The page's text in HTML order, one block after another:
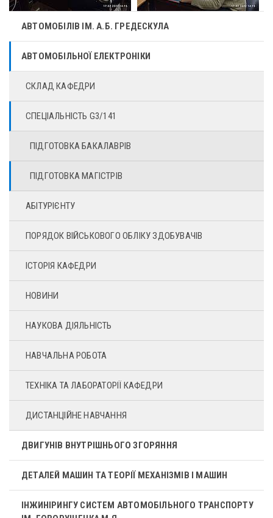
АВТОМОБІЛІВ ІМ. А.Б. ГРЕДЕСКУЛА
АВТОМОБІЛЬНОЇ ЕЛЕКТРОНІКИ
СКЛАД КАФЕДРИ
СПЕЦІАЛЬНІСТЬ G3/141
ПІДГОТОВКА БАКАЛАВРІВ
ПІДГОТОВКА МАГІСТРІВ
АБІТУРІЄНТУ
ПОРЯДОК ВІЙСЬКОВОГО ОБЛІКУ ЗДОБУВАЧІВ
ІСТОРІЯ КАФЕДРИ
НОВИНИ
НАУКОВА ДІЯЛЬНІСТЬ
НАВЧАЛЬНА РОБОТА
ТЕХНІКА ТА ЛАБОРАТОРІЇ КАФЕДРИ
ДИСТАНЦІЙНЕ НАВЧАННЯ
ДВИГУНІВ ВНУТРІШНЬОГО ЗГОРЯННЯ
ДЕТАЛЕЙ МАШИН ТА ТЕОРІЇ МЕХАНІЗМІВ І МАШИН
ІНЖИНІРИНГУ СИСТЕМ АВТОМОБІЛЬНОГО ТРАНСПОРТУ